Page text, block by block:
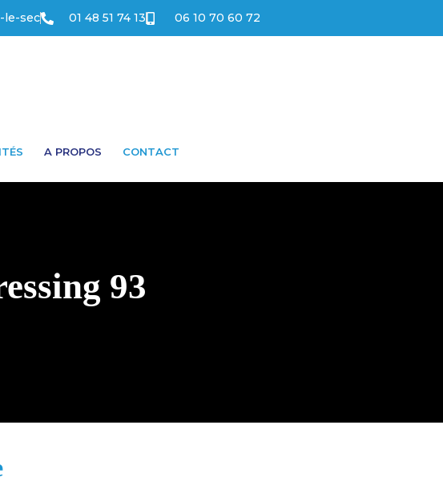
le-sec 01 48 51 74 13 06 10 70 60 72
A PROPOS CONTACT
93